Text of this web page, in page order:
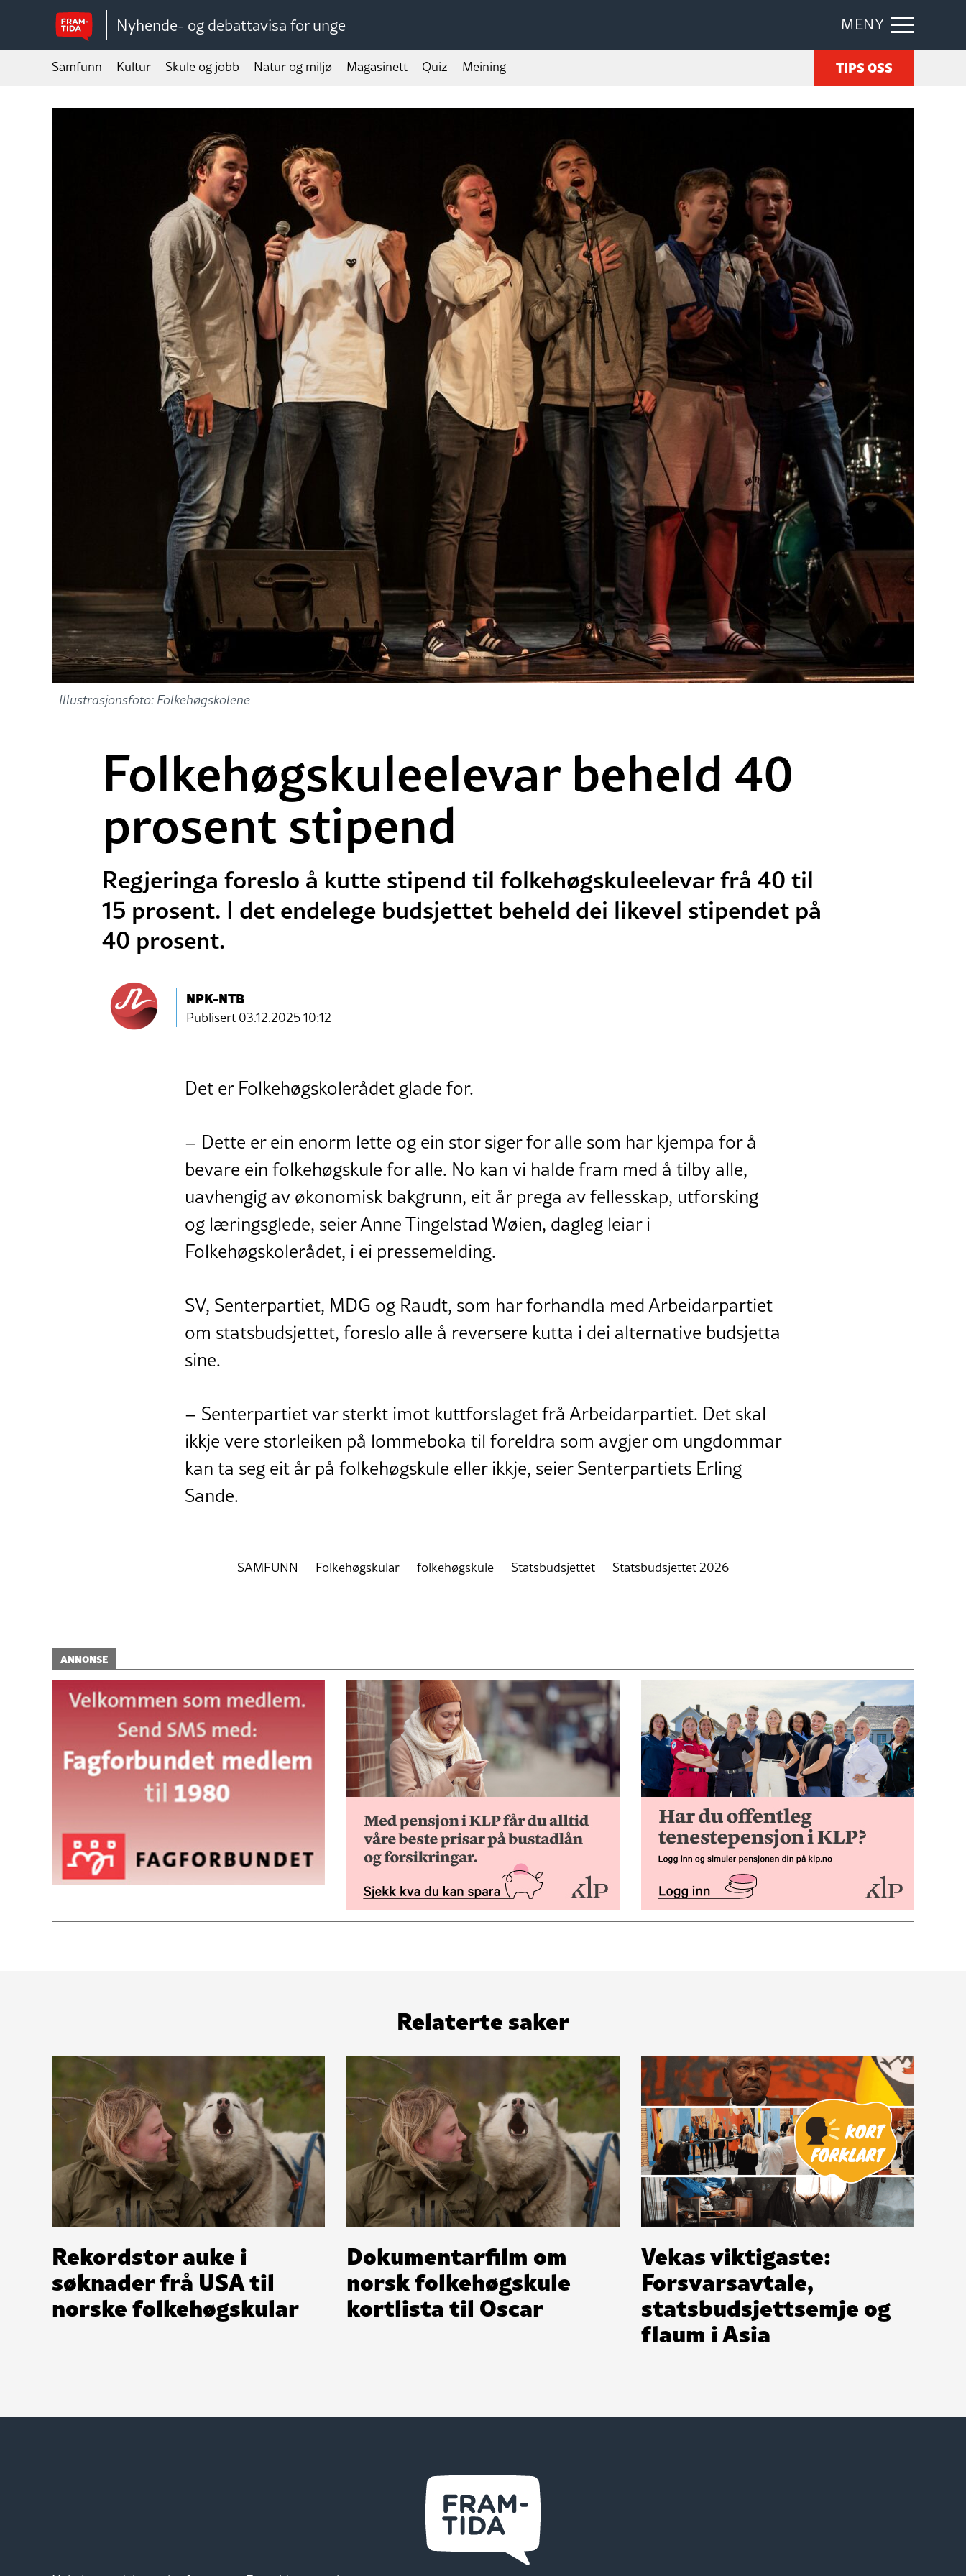
Nyhende- og debattavisa for unge MENY
Samfunn Kultur Skule og jobb Natur og miljø Magasinett Quiz Meining TIPS OSS
Illustrasjonsfoto: Folkehøgskolene
Folkehøgskuleelevar beheld 40
prosent stipend
Regjeringa foreslo å kutte stipend til folkehøgskuleelevar frå 40 til
15 prosent. I det endelege budsjettet beheld dei likevel stipendet på
40 prosent.
NPK-NTB
Publisert 03.12.2025 10:12
Det er Folkehøgskolerådet glade for.
– Dette er ein enorm lette og ein stor siger for alle som har kjempa for å
bevare ein folkehøgskule for alle. No kan vi halde fram med å tilby alle,
uavhengig av økonomisk bakgrunn, eit år prega av fellesskap, utforsking
og læringsglede, seier Anne Tingelstad Wøien, dagleg leiar i
Folkehøgskolerådet, i ei pressemelding.
SV, Senterpartiet, MDG og Raudt, som har forhandla med Arbeidarpartiet
om statsbudsjettet, foreslo alle å reversere kutta i dei alternative budsjetta
sine.
– Senterpartiet var sterkt imot kuttforslaget frå Arbeidarpartiet. Det skal
ikkje vere storleiken på lommeboka til foreldra som avgjer om ungdommar
kan ta seg eit år på folkehøgskule eller ikkje, seier Senterpartiets Erling
Sande.
SAMFUNN Folkehøgskular folkehøgskule Statsbudsjettet Statsbudsjettet 2026
ANNONSE
Relaterte saker
Rekordstor auke i
søknader frå USA til
norske folkehøgskular
Dokumentarfilm om
norsk folkehøgskule
kortlista til Oscar
Vekas viktigaste:
Forsvarsavtale,
statsbudsjettsemje og
flaum i Asia